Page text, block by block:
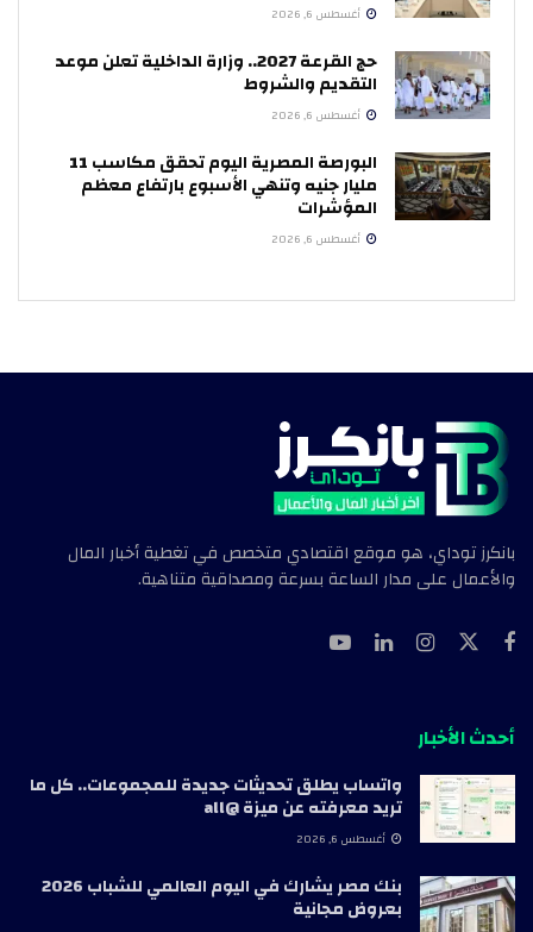
أغسطس 6, 2026
حج القرعة 2027.. وزارة الداخلية تعلن موعد
التقديم والشروط
أغسطس 6, 2026
البورصة المصرية اليوم تحقق مكاسب 11
مليار جنيه وتنهي الأسبوع بارتفاع معظم
المؤشرات
أغسطس 6, 2026
بانكرز توداي، هو موقع اقتصادي متخصص في تغطية أخبار المال
والأعمال على مدار الساعة بسرعة ومصداقية متناهية.
أحدث الأخبار
واتساب يطلق تحديثات جديدة للمجموعات.. كل ما
تريد معرفته عن ميزة @all
أغسطس 6, 2026
بنك مصر يشارك في اليوم العالمي للشباب 2026
بعروض مجانية